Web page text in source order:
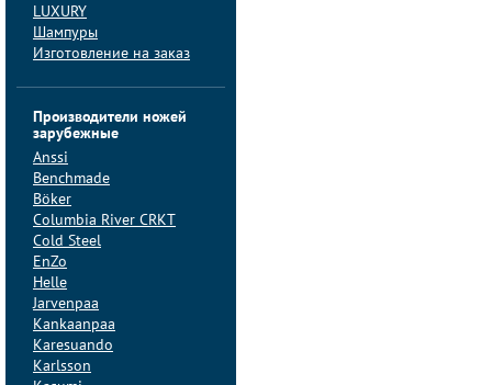
LUXURY
Шампуры
Изготовление на заказ
Производители ножей
зарубежные
Anssi
Benchmade
Böker
Columbia River CRKT
Cold Steel
EnZo
Helle
Jarvenpaa
Kankaanpaa
Karesuando
Karlsson